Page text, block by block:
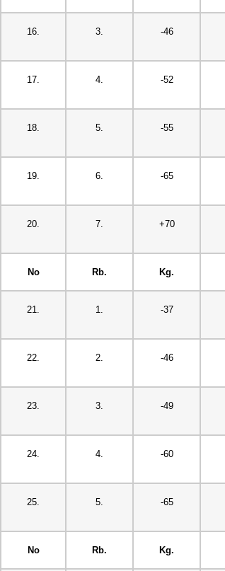
16. 3. -46
17. 4. -52
18. 5. -55
19. 6. -65
20. 7. +70
No Rb. Kg.
21. 1. -37
22. 2. -46
23. 3. -49
24. 4. -60
25. 5. -65
No Rb. Kg.